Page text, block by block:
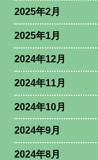
2025年2月
2025年1月
2024年12月
2024年11月
2024年10月
2024年9月
2024年8月